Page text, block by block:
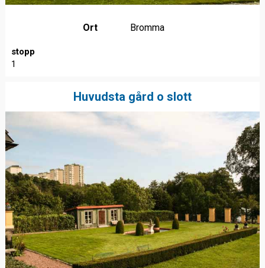
Ort Bromma
stopp
1
Huvudsta gård o slott